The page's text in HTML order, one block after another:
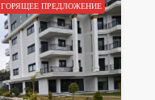
ГОРЯЩЕЕ ПРЕДЛОЖЕНИЕ